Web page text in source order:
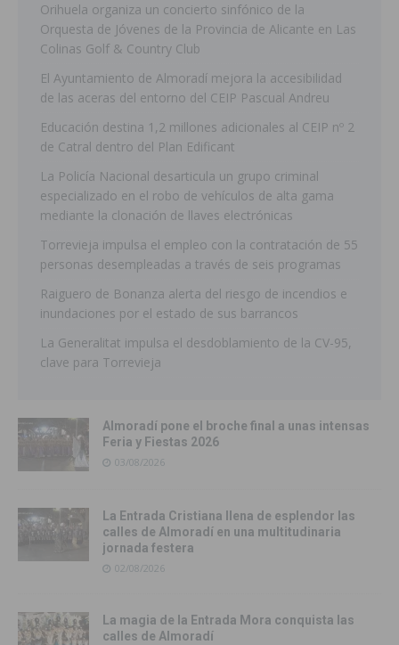
Orihuela organiza un concierto sinfónico de la
Orquesta de Jóvenes de la Provincia de Alicante en Las
Colinas Golf & Country Club
El Ayuntamiento de Almoradí mejora la accesibilidad
de las aceras del entorno del CEIP Pascual Andreu
Educación destina 1,2 millones adicionales al CEIP nº 2
de Catral dentro del Plan Edificant
La Policía Nacional desarticula un grupo criminal
especializado en el robo de vehículos de alta gama
mediante la clonación de llaves electrónicas
Torrevieja impulsa el empleo con la contratación de 55
personas desempleadas a través de seis programas
Raiguero de Bonanza alerta del riesgo de incendios e
inundaciones por el estado de sus barrancos
La Generalitat impulsa el desdoblamiento de la CV-95,
clave para Torrevieja
Almoradí pone el broche final a unas intensas
Feria y Fiestas 2026
03/08/2026
La Entrada Cristiana llena de esplendor las
calles de Almoradí en una multitudinaria
jornada festera
02/08/2026
La magia de la Entrada Mora conquista las
calles de Almoradí